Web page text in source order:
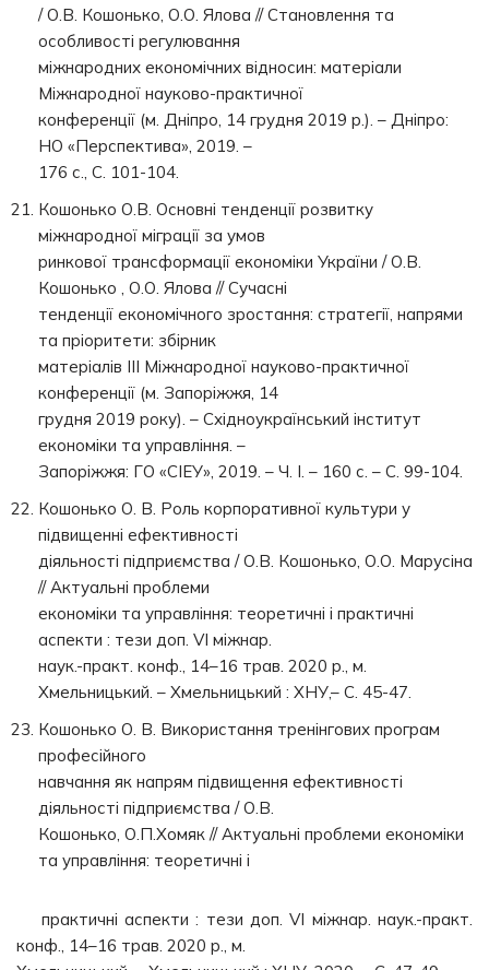
/ О.В. Кошонько, О.О. Ялова // Становлення та
особливості регулювання
міжнародних економічних відносин: матеріали
Міжнародної науково-практичної
конференції (м. Дніпро, 14 грудня 2019 р.). – Дніпро:
НО «Перспектива», 2019. –
176 с., С. 101-104.
Кошонько О.В. Основні тенденції розвитку
міжнародної міграції за умов
ринкової трансформації економіки України / О.В.
Кошонько , О.О. Ялова // Сучасні
тенденції економічного зростання: стратегії, напрями
та пріоритети: збірник
матеріалів IIІ Міжнародної науково-практичної
конференції (м. Запоріжжя, 14
грудня 2019 року). – Східноукраїнський інститут
економіки та управління. –
Запоріжжя: ГО «СІЕУ», 2019. – Ч. І. – 160 с. – С. 99-104.
Кошонько О. В. Роль корпоративної культури у
підвищенні ефективності
діяльності підприємства / О.В. Кошонько, О.О. Марусіна
// Актуальні проблеми
економіки та управління: теоретичні і практичні
аспекти : тези доп. VI міжнар.
наук.-практ. конф., 14–16 трав. 2020 р., м.
Хмельницький. – Хмельницький : ХНУ,– С. 45-47.
Кошонько О. В. Використання тренінгових програм
професійного
навчання як напрям підвищення ефективності
діяльності підприємства / О.В.
Кошонько, О.П.Хомяк // Актуальні проблеми економіки
та управління: теоретичні і
практичні аспекти : тези доп. VI міжнар. наук.-практ.
конф., 14–16 трав. 2020 р., м.